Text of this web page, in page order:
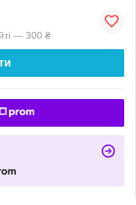
— 300 ₴